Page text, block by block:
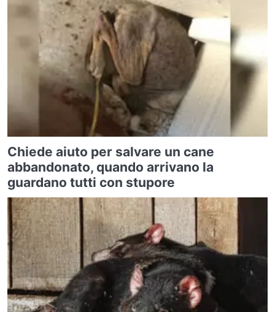
Chiede aiuto per salvare un cane
abbandonato, quando arrivano la
guardano tutti con stupore